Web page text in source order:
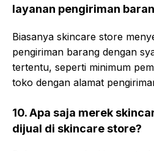
layanan pengiriman
Biasanya skincare store
pengiriman barang dengan
tertentu, seperti minimum
toko dengan alamat
10. Apa saja merek
dijual di skincare store?